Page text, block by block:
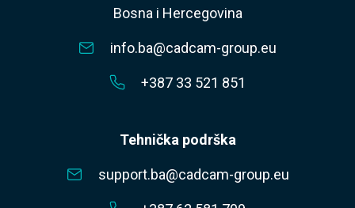
Bosna i Hercegovina
info.ba@cadcam-group.eu
+387 33 521 851
Tehnička podrška
support.ba@cadcam-group.eu